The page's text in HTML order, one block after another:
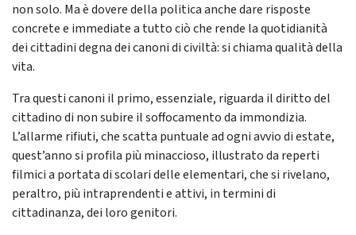
non solo. Ma è dovere della politica anche dare risposte
concrete e immediate a tutto ciò che rende la quotidianità
dei cittadini degna dei canoni di civiltà: si chiama qualità della
vita.
Tra questi canoni il primo, essenziale, riguarda il diritto del
cittadino di non subire il soffocamento da immondizia.
L’allarme rifiuti, che scatta puntuale ad ogni avvio di estate,
quest’anno si profila più minaccioso, illustrato da reperti
filmici a portata di scolari delle elementari, che si rivelano,
peraltro, più intraprendenti e attivi, in termini di
cittadinanza, dei loro genitori.